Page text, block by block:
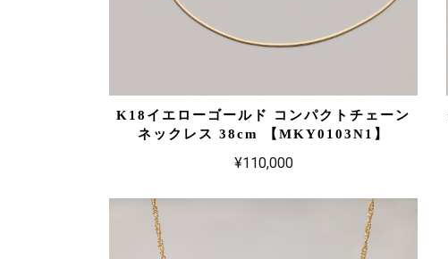
K18イエローゴールド コンパクトチェーン
ネックレス 38cm 【MKY0103N1】
¥110,000